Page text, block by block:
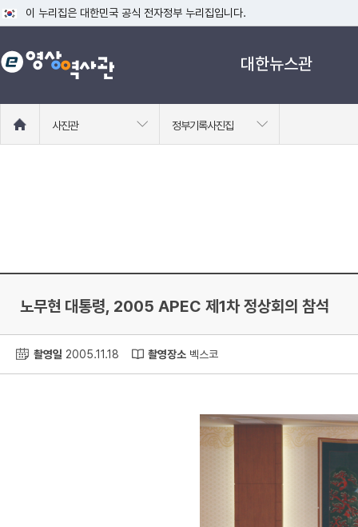
이 누리집은 대한민국 공식 전자정부 누리집입니다.
공식 누리집 주소 확인하기
go.kr 주소를 사용하는 누리집은 대한민국 정부기관이 관리하는 누리집입니
대한뉴스관
로
사진관 정부기록사진집
노무현 대통령, 2005 APEC 제1차 정상회의 참석
촬영일 2005.11.18 촬영장소 벡스코